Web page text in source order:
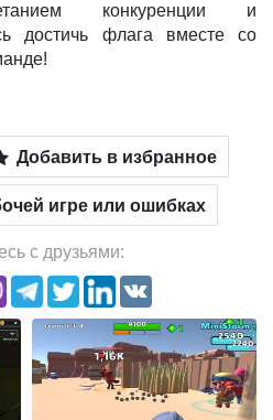
конкуренции и
достичь флага вместе со
Добавить в избранное
игре или ошибках
с друзьями: